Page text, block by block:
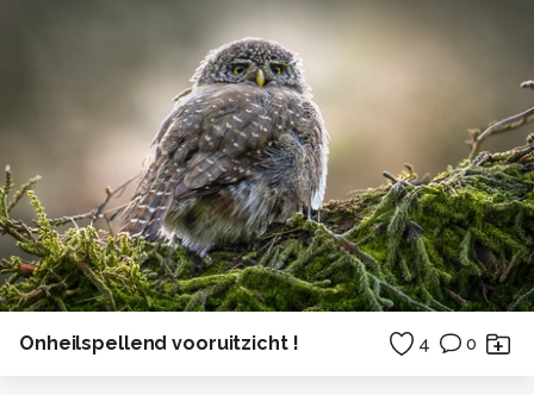
Onheilspellend vooruitzicht ! 4 0